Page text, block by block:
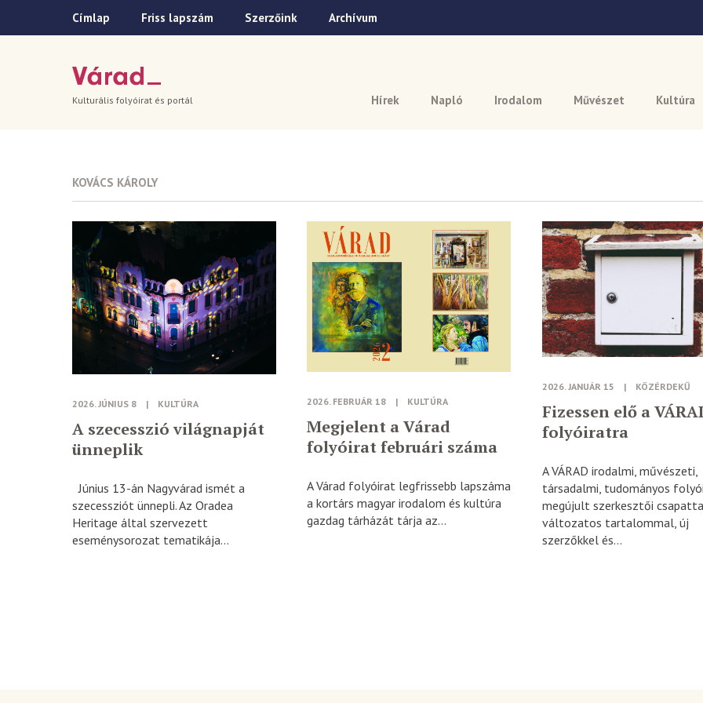
Címlap Friss lapszám Szerzőink Archívum
Hírek Napló Irodalom Művészet Kultúra
Kulturális folyóirat és portál
KOVÁCS KÁROLY
2026. JÚNIUS 8 | KULTÚRA
A szecesszió világnapját
ünneplik
Június 13-án Nagyvárad ismét a
szecessziót ünnepli. Az Oradea
Heritage által szervezett
eseménysorozat tematikája...
2026. FEBRUÁR 18 | KULTÚRA
Megjelent a Várad
folyóirat februári száma
A Várad folyóirat legfrissebb lapszáma
a kortárs magyar irodalom és kultúra
gazdag tárházát tárja az...
2026. JANUÁR 15 | KÖZÉRDEKŰ
Fizessen elő a
folyóiratra
A VÁRAD irodalmi, művészeti,
társadalmi, tudományos
megújult szerkesztői
változatos tartalommal, új
szerzőkkel és...